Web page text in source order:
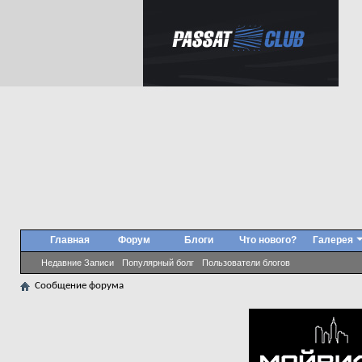
Главная Форум Блоги
Недавние Записи Популярный болг Пользователи блогов
Что нового? Галерея
Сообщение форума